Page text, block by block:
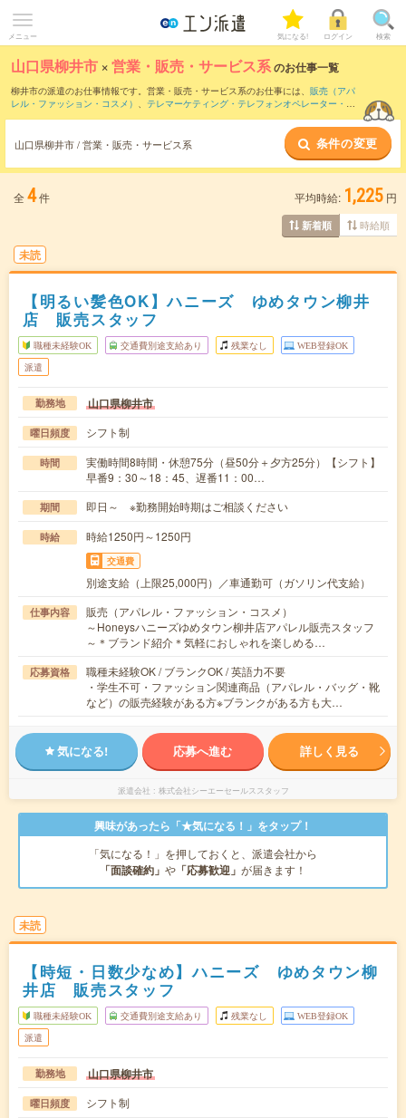
メニュー 気になる! ログイン 検索
山口県柳井市 ×営業・販売・サービス系のお仕事一覧
柳井市の派遣のお仕事情報です。営業・販売・サービス系のお仕事には、 販売（アパ
レル・ファッション・コスメ） 、 テレマーケティング・テレフォンオペレーター・コ
などのこだわり条件で絞り込んでいただけます。
山口県柳井市 / 営業・販売・サービス系 条件の変更
全 4件 平均時給: 1,225 円
新着順 時給順
未読
【明るい髪色OK】ハニーズ ゆめタウン柳井
店 販売スタッフ
職種未経験OK 交通費別途支給あり 残業なし WEB登録OK
派遣
勤務地 山口県柳井市
曜日頻度 シフト制
時間
実働時間8時間・休憩75分（昼50分＋夕方25分）【シフト】
早番9：30～18：45、遅番11：00…
期間 即日～ ※勤務開始時期はご相談ください
時給 時給1250円～1250円
交通費
別途支給（上限25,000円）／車通勤可（ガソリン代支給）
仕事内容
販売（アパレル・ファッション・コスメ）
～Honeysハニーズゆめタウン柳井店アパレル販売スタッフ
～＊ブランド紹介＊気軽におしゃれを楽しめる…
応募資格
職種未経験OK / ブランクOK / 英語力不要
・学生不可・ファッション関連商品（アパレル・バッグ・靴
など）の販売経験がある方※ブランクがある方も大…
気になる! 応募へ進む 詳しく見る
派遣会社 株式会社シーエーセールススタッフ
興味があったら「★気になる！」をタップ！
「気になる！」を押しておくと、派遣会社から
「面談確約」 や 「応募歓迎」 が届きます！
未読
【時短・日数少なめ】ハニーズ ゆめタウン柳
井店 販売スタッフ
職種未経験OK 交通費別途支給あり 残業なし WEB登録OK
派遣
勤務地 山口県柳井市
曜日頻度 シフト制